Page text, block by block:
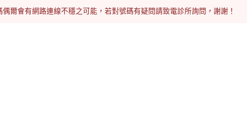
偶爾會有網路連線不穩之可能，若對號碼有疑問請致電診所詢問，謝謝！